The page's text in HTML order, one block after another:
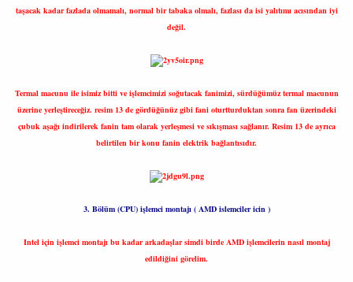
taşacak kadar fazlada olmamalı, normal bir tabaka olmalı, fazlası da isi yalıtımı acısından iyi
değil.
Termal macunu ile isimiz bitti ve işlemcimizi soğutacak fanimizi, sürdüğümüz termal macunun
üzerine yerleştireceğiz. resim 13 de gördüğünüz gibi fani oturtturduktan sonra fan üzerindeki
çubuk aşağı indirilerek fanin tam olarak yerleşmesi ve sıkışması sağlanır. Resim 13 de ayrıca
belirtilen bir konu fanin elektrik bağlantısıdır.
3. Bölüm (CPU) işlemci montajı ( AMD islemciler icin )
Intel için işlemci montajı bu kadar arkadaşlar simdi birde AMD işlemcilerin nasıl montaj
edildiğini görelim.